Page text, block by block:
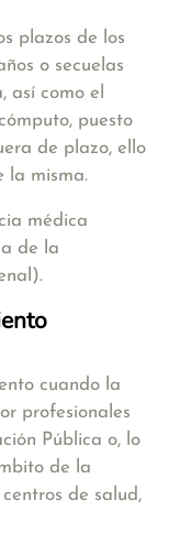
plazos de los
o secuelas
así como el
puesto
de plazo, ello
la misma.
médica
de la
cuando la
profesionales
Pública o, lo
de la
de salud,